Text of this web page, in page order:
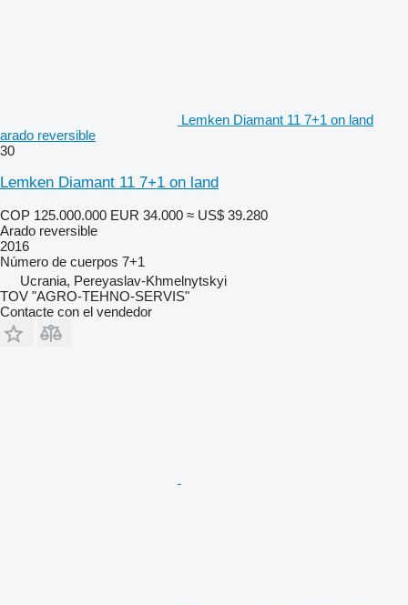
Lemken Diamant 11 7+1 on land
arado reversible
30
Lemken Diamant 11 7+1 on land
COP 125.000.000 EUR 34.000 ≈ US$ 39.280
Arado reversible
2016
Número de cuerpos 7+1
Ucrania, Pereyaslav-Khmelnytskyi
TOV "AGRO-TEHNO-SERVIS"
Contacte con el vendedor